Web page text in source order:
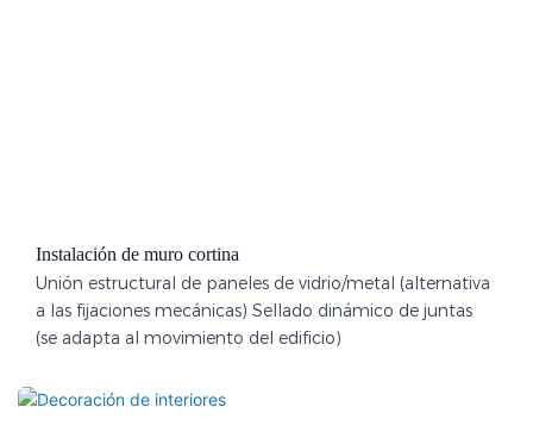
Instalación de muro cortina
Unión estructural de paneles de vidrio/metal (alternativa
a las fijaciones mecánicas) Sellado dinámico de juntas
(se adapta al movimiento del edificio)